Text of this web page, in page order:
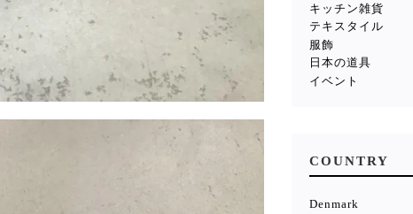
キッチン雑貨
テキスタイル
服飾
日本の道具
イベント
COUNTRY
Denmark